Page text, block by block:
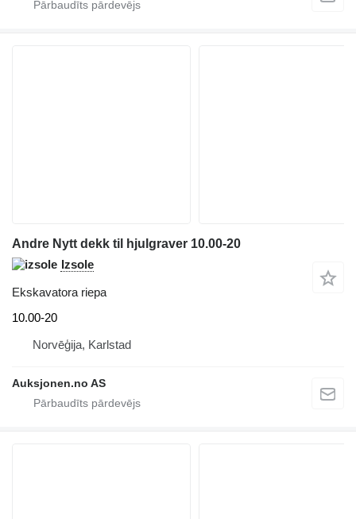
Andre Nytt dekk til hjulgraver 10.00-20
Izsole
Ekskavatora riepa
10.00-20
Norvēģija, Karlstad
Auksjonen.no AS